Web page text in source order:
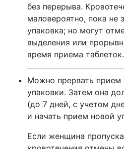
без перерыва.
маловероятно, пока не
упаковка; но могут
выделения или
время приема таблеток.
Можно прервать прием
упаковки. Затем она
(до 7 дней, с учетом
и начать прием новой
Если женщина